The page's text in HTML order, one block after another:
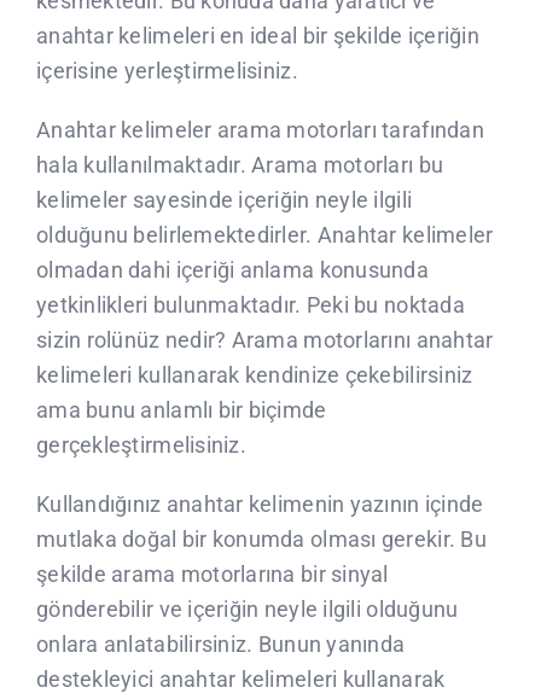
anahtar kelimeleri en ideal bir şekilde içeriğin
içerisine yerleştirmelisiniz.
Anahtar kelimeler arama motorları tarafından
hala kullanılmaktadır. Arama motorları bu
kelimeler sayesinde içeriğin neyle ilgili
olduğunu belirlemektedirler. Anahtar kelimeler
olmadan dahi içeriği anlama konusunda
yetkinlikleri bulunmaktadır. Peki bu noktada
sizin rolünüz nedir? Arama motorlarını anahtar
kelimeleri kullanarak kendinize çekebilirsiniz
ama bunu anlamlı bir biçimde
gerçekleştirmelisiniz.
Kullandığınız anahtar kelimenin yazının içinde
mutlaka doğal bir konumda olması gerekir. Bu
şekilde arama motorlarına bir sinyal
gönderebilir ve içeriğin neyle ilgili olduğunu
onlara anlatabilirsiniz. Bunun yanında
destekleyici anahtar kelimeleri kullanarak